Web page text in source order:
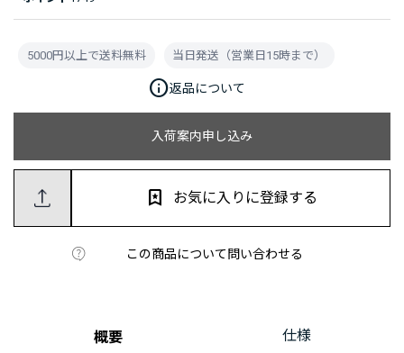
入荷案内申し込み
この商品について問い合わせる
お気に入りに登録する
5000円以上で送料無料 当日発送（営業日15時まで）
info返品について
概要 仕様